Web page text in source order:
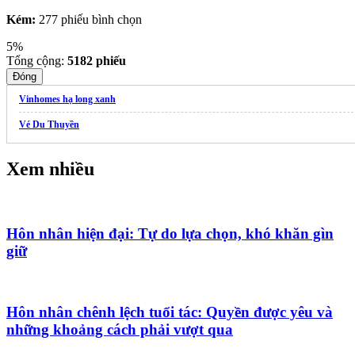
Kém: 277 phiếu bình chọn
5%
Tổng cộng: 5182 phiếu
Đóng
Vinhomes hạ long xanh
Vé Du Thuyền
Xem nhiều
Hôn nhân hiện đại: Tự do lựa chọn, khó khăn gìn
giữ
Hôn nhân chênh lệch tuổi tác: Quyền được yêu và
những khoảng cách phải vượt qua